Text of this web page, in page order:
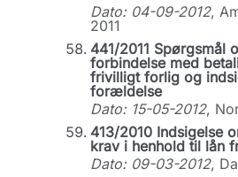
Dato: 04-09-2012,
2011
441/2011 Spørgsmål
forbindelse med
frivilligt forlig og
forældelse
Dato: 15-05-2012,
413/2010 Indsigelse
krav i henhold til lån
Dato: 09-03-2012,